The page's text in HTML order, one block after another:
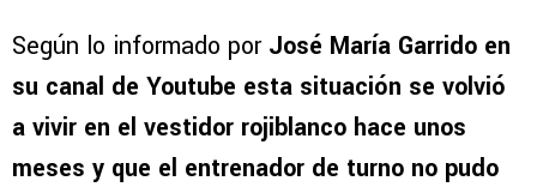
Según lo informado por José María Garrido en
su canal de Youtube esta situación se volvió
a vivir en el vestidor rojiblanco hace unos
meses y que el entrenador de turno no pudo